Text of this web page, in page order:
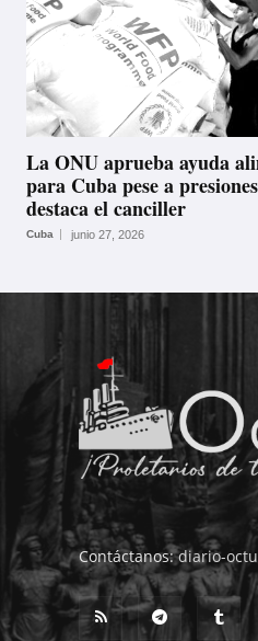
La ONU aprueba ayuda
para Cuba pese a
destaca el canciller
Cuba junio 27, 2026
Contáctanos:diario-